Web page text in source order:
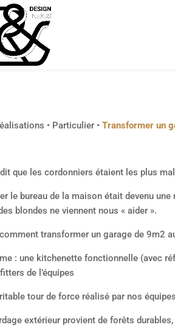
• Particulier •Transformer un
que les cordonniers étaient les plus
le bureau de la maison était devenu
blondes ne viennent nous « aider ».
transformer un garage de 9m2
: une kitchenette fonctionnelle (avec
de l’équipes
tour de force réalisé par nos
extérieur provient de forêts